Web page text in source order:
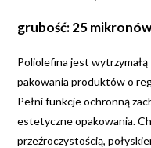
grubość: 25
Poliolefina jest
pakowania produktów o
Pełni funkcje ochronną
estetyczne opakowania.
przeźroczystością,